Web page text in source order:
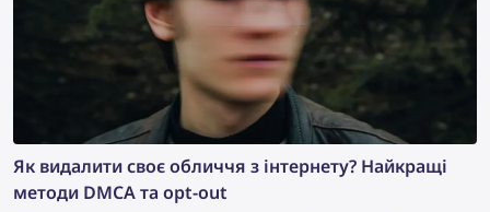
Як видалити своє обличчя з інтернету? Найкращі
методи DMCA та opt-out